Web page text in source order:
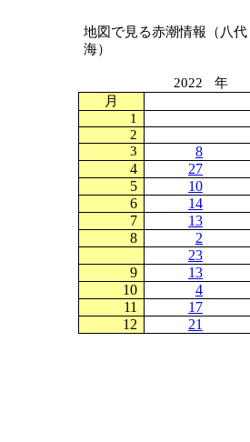
地図で見る赤潮情報（八代
海）
2022
年
月
1
2
3
8
4
27
5
10
6
14
7
13
8
2
23
9
13
10
4
11
17
12
21